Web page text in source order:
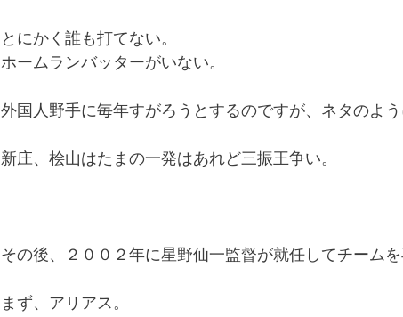
とにかく誰も打てない。
ホームランバッターがいない。
外国人野手に毎年すがろうとするのですが、ネタのよう
新庄、桧山はたまの一発はあれど三振王争い。
その後、２００２年に星野仙一監督が就任してチームを
まず、アリアス。